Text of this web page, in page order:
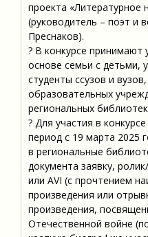
проекта «Литературное
(руководитель – поэт и
Преснаков).
? В конкурсе принимают
основе семьи с детьми,
студенты ссузов и
образовательных
региональных
? Для участия в
период с 19 марта 2025
в региональные
документа заявку,
или AVI (с прочтением
произведения или
произведения,
Отечественной войне